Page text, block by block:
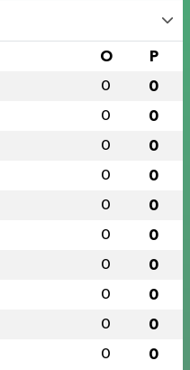
O P
0 0
0 0
0 0
0 0
0 0
0 0
0 0
0 0
0 0
0 0